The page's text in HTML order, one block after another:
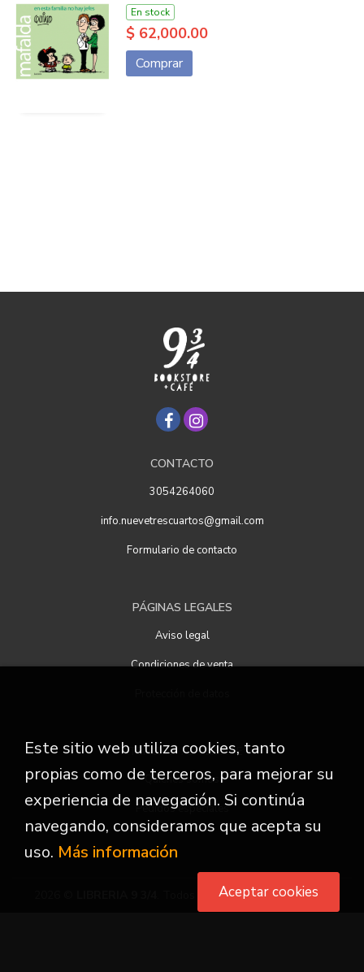
En stock
$ 62,000.00
Comprar
CONTACTO
3054264060
info.nuevetrescuartos@gmail.com
Formulario de contacto
PÁGINAS LEGALES
Aviso legal
Condiciones de venta
ATENCIÓN AL CLIENTE
Quiénes somos
Pedidos especiales
. Todos los Derechos Reservados
Este sitio web utiliza cookies, tanto
propias como de terceros, para mejorar su
experiencia de navegación. Si continúa
navegando, consideramos que acepta su
uso. Más información
Aceptar cookies